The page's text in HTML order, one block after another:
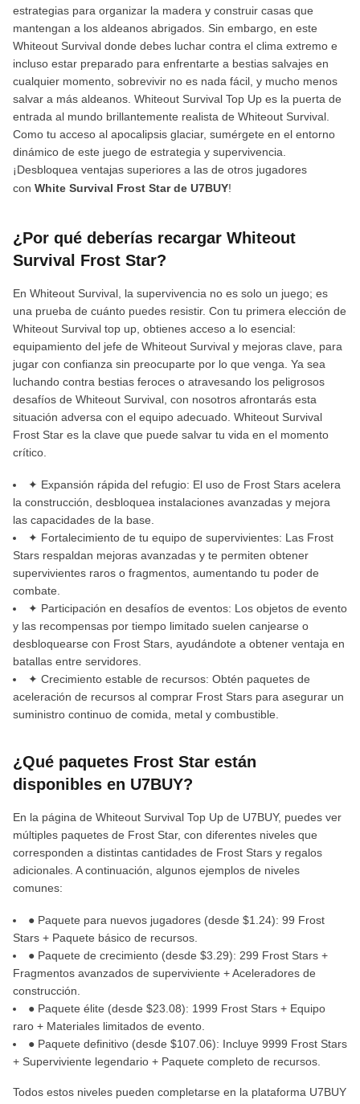
estrategias para organizar la madera y construir casas que
mantengan a los aldeanos abrigados. Sin embargo, en este
Whiteout Survival donde debes luchar contra el clima extremo e
incluso estar preparado para enfrentarte a bestias salvajes en
cualquier momento, sobrevivir no es nada fácil, y mucho menos
salvar a más aldeanos. Whiteout Survival Top Up es la puerta de
entrada al mundo brillantemente realista de Whiteout Survival.
Como tu acceso al apocalipsis glaciar, sumérgete en el entorno
dinámico de este juego de estrategia y supervivencia.
¡Desbloquea ventajas superiores a las de otros jugadores
con White Survival Frost Star de U7BUY!
¿Por qué deberías recargar Whiteout
Survival Frost Star?
En Whiteout Survival, la supervivencia no es solo un juego; es
una prueba de cuánto puedes resistir. Con tu primera elección de
Whiteout Survival top up, obtienes acceso a lo esencial:
equipamiento del jefe de Whiteout Survival y mejoras clave, para
jugar con confianza sin preocuparte por lo que venga. Ya sea
luchando contra bestias feroces o atravesando los peligrosos
desafíos de Whiteout Survival, con nosotros afrontarás esta
situación adversa con el equipo adecuado. Whiteout Survival
Frost Star es la clave que puede salvar tu vida en el momento
crítico.
✦ Expansión rápida del refugio: El uso de Frost Stars acelera
la construcción, desbloquea instalaciones avanzadas y mejora
las capacidades de la base.
✦ Fortalecimiento de tu equipo de supervivientes: Las Frost
Stars respaldan mejoras avanzadas y te permiten obtener
supervivientes raros o fragmentos, aumentando tu poder de
combate.
✦ Participación en desafíos de eventos: Los objetos de evento
y las recompensas por tiempo limitado suelen canjearse o
desbloquearse con Frost Stars, ayudándote a obtener ventaja en
batallas entre servidores.
✦ Crecimiento estable de recursos: Obtén paquetes de
aceleración de recursos al comprar Frost Stars para asegurar un
suministro continuo de comida, metal y combustible.
¿Qué paquetes Frost Star están
disponibles en U7BUY?
En la página de Whiteout Survival Top Up de U7BUY, puedes ver
múltiples paquetes de Frost Star, con diferentes niveles que
corresponden a distintas cantidades de Frost Stars y regalos
adicionales. A continuación, algunos ejemplos de niveles
comunes:
● Paquete para nuevos jugadores (desde $1.24): 99 Frost
Stars + Paquete básico de recursos.
● Paquete de crecimiento (desde $3.29): 299 Frost Stars +
Fragmentos avanzados de superviviente + Aceleradores de
construcción.
● Paquete élite (desde $23.08): 1999 Frost Stars + Equipo
raro + Materiales limitados de evento.
● Paquete definitivo (desde $107.06): Incluye 9999 Frost Stars
+ Superviviente legendario + Paquete completo de recursos.
Todos estos niveles pueden completarse en la plataforma U7BUY